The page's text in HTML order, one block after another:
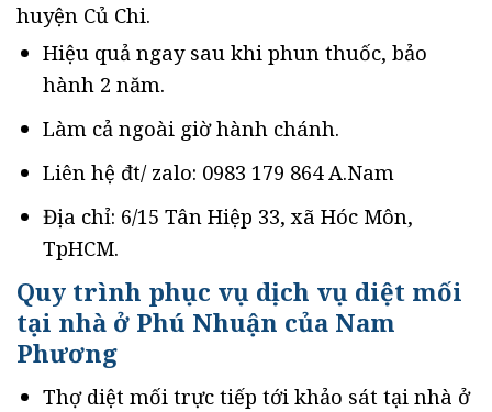
huyện Củ Chi.
Hiệu quả ngay sau khi phun thuốc, bảo
hành 2 năm.
Làm cả ngoài giờ hành chánh.
Liên hệ đt/ zalo: 0983 179 864 A.Nam
Địa chỉ: 6/15 Tân Hiệp 33, xã Hóc Môn,
TpHCM.
Quy trình phục vụ dịch vụ diệt mối
tại nhà ở Phú Nhuận của Nam
Phương
Thợ diệt mối trực tiếp tới khảo sát tại nhà ở